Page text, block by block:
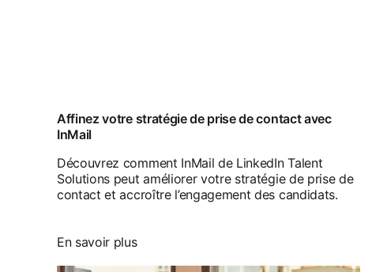
Affinez votre stratégie de prise de contact avec
InMail
Découvrez comment InMail de LinkedIn Talent
Solutions peut améliorer votre stratégie de prise de
contact et accroître l’engagement des candidats.
En savoir plus